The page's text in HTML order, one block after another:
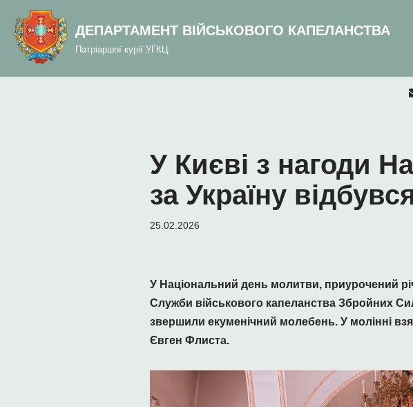
вмісту
Перейти
вмісту
ДЕПАРТАМЕНТ ВІЙСЬКОВОГО КАПЕЛАНСТВА
Патріаршої курії УГКЦ
У Києві з нагоди
за Україну
25.02.2026
У Національний день молитви, приурочений
Служби військового капеланства Збройних
звершили екуменічний молебень. У молінні
Євген Флиста.